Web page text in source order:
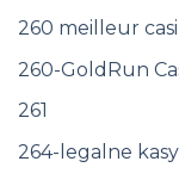
260 meilleur
260-GoldRun
261
264-legalne